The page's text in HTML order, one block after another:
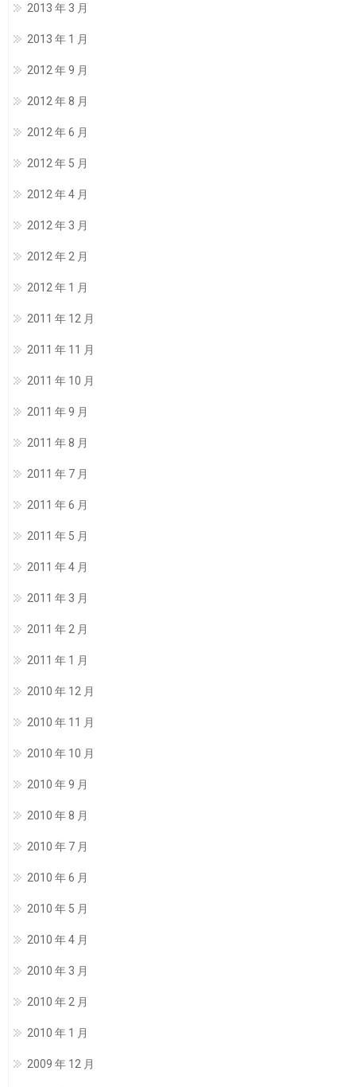
2013 年 3 月
2013 年 1 月
2012 年 9 月
2012 年 8 月
2012 年 6 月
2012 年 5 月
2012 年 4 月
2012 年 3 月
2012 年 2 月
2012 年 1 月
2011 年 12 月
2011 年 11 月
2011 年 10 月
2011 年 9 月
2011 年 8 月
2011 年 7 月
2011 年 6 月
2011 年 5 月
2011 年 4 月
2011 年 3 月
2011 年 2 月
2011 年 1 月
2010 年 12 月
2010 年 11 月
2010 年 10 月
2010 年 9 月
2010 年 8 月
2010 年 7 月
2010 年 6 月
2010 年 5 月
2010 年 4 月
2010 年 3 月
2010 年 2 月
2010 年 1 月
2009 年 12 月